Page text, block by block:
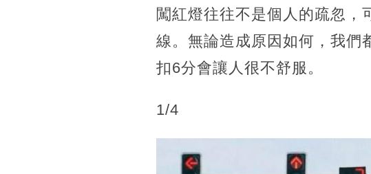
闖紅燈往往不是個人的疏忽，
線。無論造成原因如何，我們
扣6分會讓人很不舒服。
1/4